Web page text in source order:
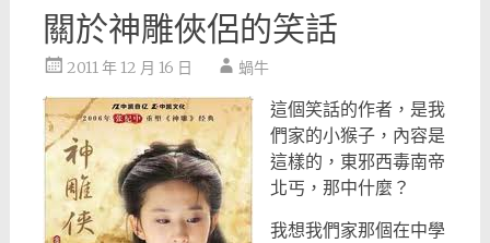
關於神雕俠侶的笑話
2011 年 12 月 16 日 蝸牛
這個笑話的作者，是我
們家的小猴子，內容是
這樣的，東邪西毒南帝
北丐，那中什麼？
我想我們家那個在中學